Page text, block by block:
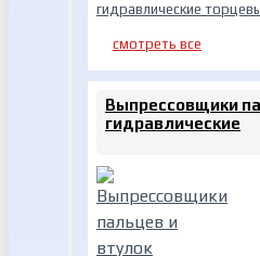
гидравлические
смотреть все
Выпрессовщики
гидравлические